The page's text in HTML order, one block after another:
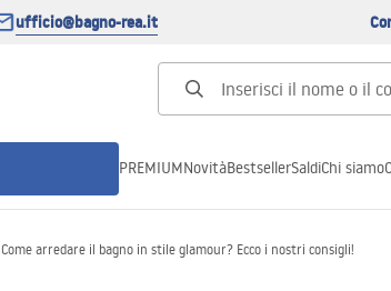
ufficio@bagno-rea.it
PREMIUMNovitàBestsellerSaldiChi siamo
Come arredare il bagno in stile glamour? Ecco i nostri consigli!